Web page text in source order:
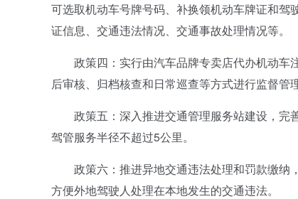
可选取机动车号牌号码、补换领机动车牌证和
证信息、交通违法情况、交通事故处理情况等。
政策四：实行由汽车品牌专卖店代办机动车
后审核、归档核查和日常巡查等方式进行监督管理
政策五：深入推进交通管理服务站建设，完
驾管服务半径不超过5公里。
政策六：推进异地交通违法处理和罚款缴纳，
方便外地驾驶人处理在本地发生的交通违法。